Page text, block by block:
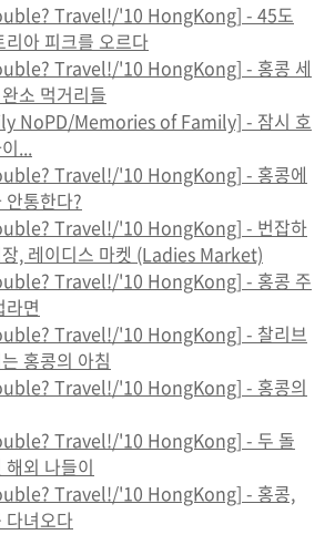
Travel!/'10 HongKong] - 45도
아 피크를 오르다
Travel!/'10 HongKong] - 홍콩 세
소 먹거리들
NoPD/Memories of Family] - 잠시 호
...
Travel!/'10 HongKong] - 홍콩에
안통한다?
Travel!/'10 HongKong] - 번잡하
, 레이디스 마켓 (Ladies Market)
Travel!/'10 HongKong] - 홍콩 주
라면
Travel!/'10 HongKong] - 찰리브
홍콩의 아침
Travel!/'10 HongKong] - 홍콩의
Travel!/'10 HongKong] - 두 돌
외 나들이
Travel!/'10 HongKong] - 홍콩,
다녀오다